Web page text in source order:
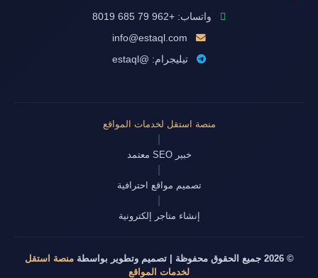
واتساب: +962 79 685 8019
info@estaql.com
تيليجرام: @estaql
منصة استقل لخدمات المواقع
خبير SEO معتمد
تصميم مواقع احترافية
إنشاء متاجر إلكترونية
© 2026 جميع الحقوق محفوظة | تصميم وتطوير بواسطة
منصة استقل
لخدمات المواقع